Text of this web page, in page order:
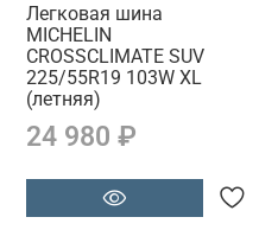
Легковая шина
MICHELIN
CROSSCLIMATE SUV
225/55R19 103W XL
(летняя)
24 980 ₽